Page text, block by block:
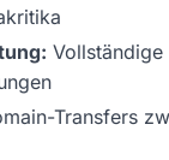
Transfers